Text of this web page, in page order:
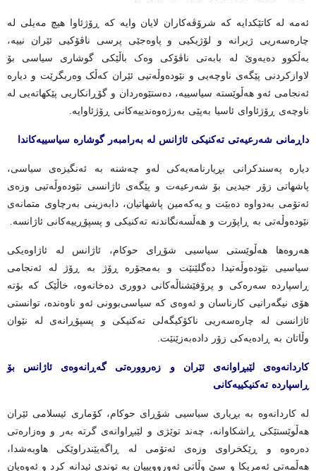
ئەمە لە کاتێکدایە کە شرۆڤەکاران لایان وایە کە ڕۆژئاوا هیچ مەیلی لە
چارەسەریی ژیرانە و لۆژیکیی و پاوەجێی پرسی ناڤۆکیی ئێران نییە،
بەڵکوو دەیەوێ لە بابەتی ناڤۆکی وەک باڵێکی گوشاری سیاسی بۆ
لاوازکردنی پێگەی ناوچەیی و نێودەوڵەتیی ئێران کەڵک وەربگرێت و دیارە
ئەنجامی ئەو هەڵوێستە سیاسییە، دەستێوەردان و گۆڕانکاریی پێکهاتەیی لە
ناوچەی ڕۆژئاوای ئاسیا بەپێی بەرژەوەندییەکانی ڕۆژئاوایە.
داڕمانی شەرعیەتی تەکنیکی ئاژانس لە بەرامبەر گوشارە سیاسییەکاندا
دیارە پەسندکرانی بڕیارنامەیەکی لەو چەشنە بە ئەنگیزەی سیاسی،
پاشهاتی زۆر جیدیی بۆ شەرعیەت و پێگەی ئاژانسی نێودەوڵەتیی وزەی
ئەتۆمی بەدواوە دەبێت و یەکەمین پاشهاتیان، دابەزینی بەرچاوی متمانەی
نێودەوڵەتی بە ڕاپۆرت و هەڵسەنگاندنە تەکنیکی و پسپۆڕییەکانی ئاژانسە.
هەروەها هەڵوێستی سیاسیی شۆڕای حوکام، ئاژانس لە ئاژاوەیکی
سیاسیی نێودەوڵەتیدا دەگلێنێت و بەمجۆرە ڕۆژ بە ڕۆژ لە ئەنجامی
ڕاسپاردە سەرەکی و پرۆفێشناڵەکانی دووری دەخاتەوە، خاڵێک کە بۆتە
هۆی نیگەرانیی کارناسان و ئەوەی کە سیاسی‌بوونی ئەو ناوەندە، توانستی
ئاژانسی لە چارەسەریی ناکۆکیگەلی تەکنیکی و پسپۆڕانەی لە نێوان
وڵاتان بە ڕادەیەکی زۆر دادەبەزێنێت.
کاردانەوەی لێبڕاوانەی ئێران و زەروورەتی گەڕانەوەی ئاژانس بۆ
ڕاسپاردە تەکنیکییەکانی
لە کاردانەوە بە بڕیاری سیاسیی شۆڕای حوکام، کۆماری ئیسلامی ئێران
هەڵوێستێکی ڕاشکاوانە، چەند توێژی و لێبڕاوانەی گرتە بەر و وەزارەتی
دەرەوە و ڕێکخراوی وزەی ئەتۆمی لە ڕاگەیێندراوێکی هاوبەشدا،
هەڵمەتی ئەمریکا و سێ وڵاتی ئەورووپییان بە توندی ئیدانە کرد و ئەوەیان